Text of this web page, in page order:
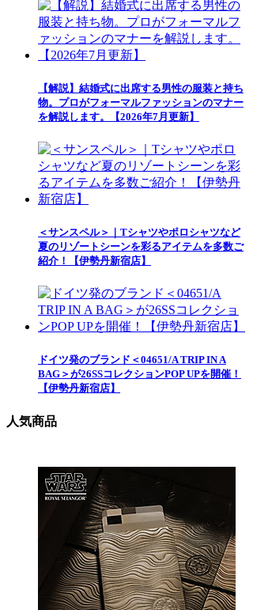
【解説】結婚式に出席する男性の服装と持ち
物。プロがフォーマルファッションのマナー
を解説します。【2026年7月更新】
＜サンスペル＞｜Tシャツやポロシャツなど
夏のリゾートシーンを彩るアイテムを多数ご
紹介！【伊勢丹新宿店】
ドイツ発のブランド＜04651/A TRIP IN A
BAG＞が26SSコレクションPOP UPを開催！
【伊勢丹新宿店】
人気商品